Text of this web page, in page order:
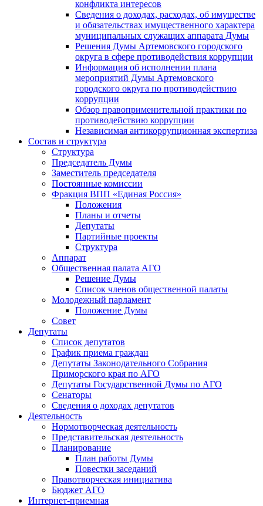
конфликта интересов
Сведения о доходах, расходах, об имуществе
и обязательствах имущественного характера
муниципальных служащих аппарата Думы
Решения Думы Артемовского городского
округа в сфере противодействия коррупции
Информация об исполнении плана
мероприятий Думы Артемовского
городского округа по противодействию
коррупции
Обзор правоприменительной практики по
противодействию коррупции
Независимая антикоррупционная экспертиза
Состав и структура
Структура
Председатель Думы
Заместитель председателя
Постоянные комиссии
Фракция ВПП «Единая Россия»
Положения
Планы и отчеты
Депутаты
Партийные проекты
Структура
Аппарат
Общественная палата АГО
Решение Думы
Список членов общественной палаты
Молодежный парламент
Положение Думы
Совет
Депутаты
Список депутатов
График приема граждан
Депутаты Законодательного Собрания
Приморского края по АГО
Депутаты Государственной Думы по АГО
Сенаторы
Сведения о доходах депутатов
Деятельность
Нормотворческая деятельность
Представительская деятельность
Планирование
План работы Думы
Повестки заседаний
Правотворческая инициатива
Бюджет АГО
Интернет-приемная